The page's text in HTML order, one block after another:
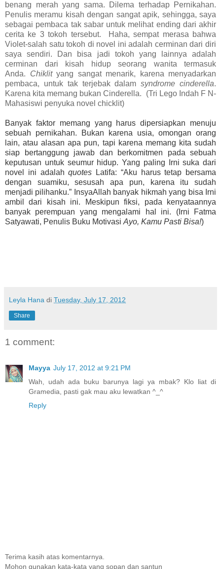
benang merah yang sama. Dilema terhadap Pernikahan.
Penulis meramu kisah dengan sangat apik, sehingga, saya
sebagai pembaca tak sabar untuk melihat ending dari akhir
cerita ke 3 tokoh tersebut. Haha, sempat merasa bahwa
Violet-salah satu tokoh di novel ini adalah cerminan dari diri
saya sendiri. Dan bisa jadi tokoh yang lainnya adalah
cerminan dari kisah hidup seorang wanita termasuk
Anda. Chiklit yang sangat menarik, karena menyadarkan
pembaca, untuk tak terjebak dalamsyndrome cinderella.
Karena kita memang bukan Cinderella. (Tri Lego Indah F N-
Mahasiswi penyuka novel chicklit)
Banyak faktor memang yang harus dipersiapkan menuju
sebuah pernikahan. Bukan karena usia, omongan orang
lain, atau alasan apa pun, tapi karena memang kita sudah
siap bertanggung jawab dan berkomitmen pada sebuah
keputusan untuk seumur hidup. Yang paling Irni suka dari
novel ini adalahquotes Latifa: “Aku harus tetap bersama
dengan suamiku, sesusah apa pun, karena itu sudah
menjadi pilihanku.” InsyaAllah banyak hikmah yang bisa Irni
ambil dari kisah ini. Meskipun fiksi, pada kenyataannya
banyak perempuan yang mengalami hal ini. (Irni Fatma
Satyawati, Penulis Buku Motivasi Ayo, Kamu Pasti Bisa!)
Leyla Hana di Tuesday, July 17, 2012
Share
1 comment:
Mayya July 17, 2012 at 9:21 PM
Wah, udah ada buku barunya lagi ya mbak? Klo liat di
Gramedia, pasti gak mau aku lewatkan ^_^
Reply
Terima kasih atas komentarnya.
Mohon gunakan kata-kata yang sopan dan santun